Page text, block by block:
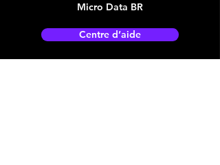
Micro Data BR
Centre d’aide